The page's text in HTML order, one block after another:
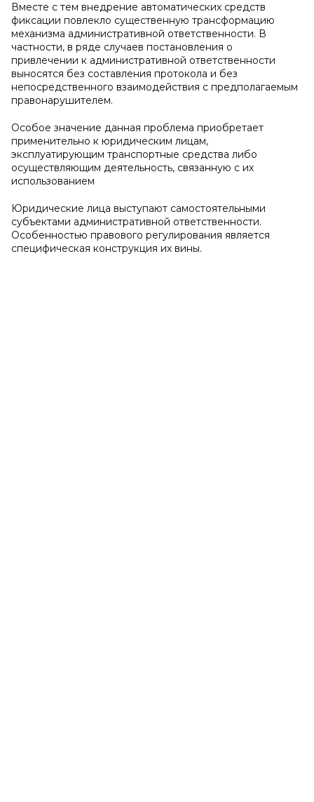
Вместе с тем внедрение автоматических средств
фиксации повлекло существенную трансформацию
механизма административной ответственности. В
частности, в ряде случаев постановления о
привлечении к административной ответственности
выносятся без составления протокола и без
непосредственного взаимодействия с предполагаемым
правонарушителем.
Особое значение данная проблема приобретает
применительно к юридическим лицам,
эксплуатирующим транспортные средства либо
осуществляющим деятельность, связанную с их
использованием
Юридические лица выступают самостоятельными
субъектами административной ответственности.
Особенностью правового регулирования является
специфическая конструкция их вины.